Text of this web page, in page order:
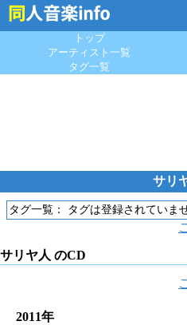
トップ
アーティスト一覧
タグ一覧
サリ
タグ一覧： タグは登録されていま
サリヤ人 のCD
2011年